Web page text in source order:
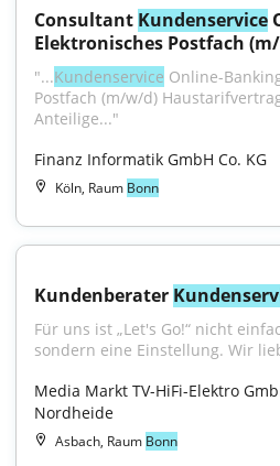
Consultant Kundenservice
Elektronisches Postfach
"...Kundenservice Online-
Postfach (m/w/d)
Anteilige..."
Finanz Informatik GmbH Co. KG
Köln, Raum Bonn
Kundenberater
Für uns ist „Let's Go!“ nicht
sondern eine Einstellung. Wir
Media Markt TV-HiFi-Elektro
Nordheide
Asbach, Raum Bonn